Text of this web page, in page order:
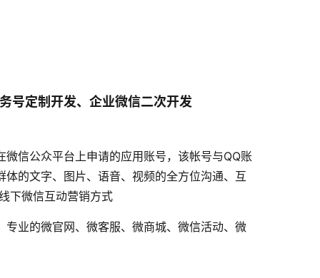
号定制开发、企业微信二次开发
微信公众平台上申请的应用账号，该帐号与QQ账
体的文字、图片、语音、视频的全方位沟通、互
下微信互动营销方式
专业的微官网、微客服、微商城、微信活动、微